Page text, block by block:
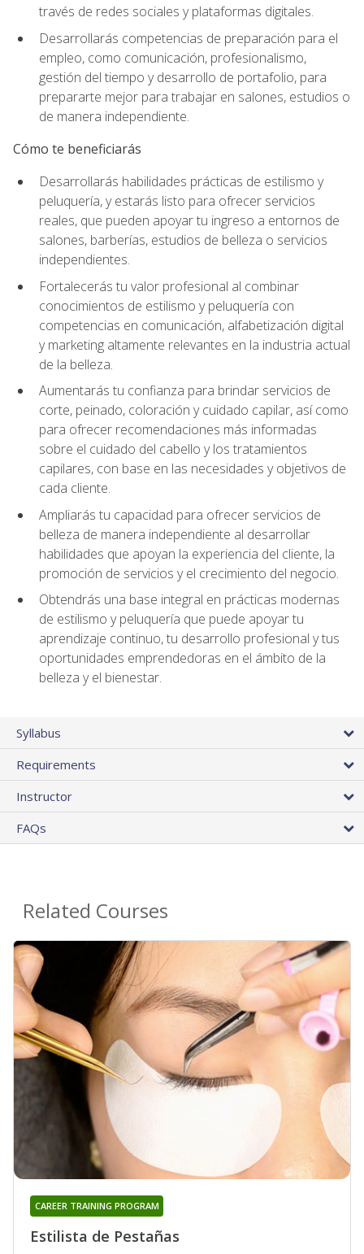
través de redes sociales y plataformas digitales.
Desarrollarás competencias de preparación para el
empleo, como comunicación, profesionalismo,
gestión del tiempo y desarrollo de portafolio, para
prepararte mejor para trabajar en salones, estudios o
de manera independiente.
Cómo te beneficiarás
Desarrollarás habilidades prácticas de estilismo y
peluquería, y estarás listo para ofrecer servicios
reales, que pueden apoyar tu ingreso a entornos de
salones, barberías, estudios de belleza o servicios
independientes.
Fortalecerás tu valor profesional al combinar
conocimientos de estilismo y peluquería con
competencias en comunicación, alfabetización digital
y marketing altamente relevantes en la industria actual
de la belleza.
Aumentarás tu confianza para brindar servicios de
corte, peinado, coloración y cuidado capilar, así como
para ofrecer recomendaciones más informadas
sobre el cuidado del cabello y los tratamientos
capilares, con base en las necesidades y objetivos de
cada cliente.
Ampliarás tu capacidad para ofrecer servicios de
belleza de manera independiente al desarrollar
habilidades que apoyan la experiencia del cliente, la
promoción de servicios y el crecimiento del negocio.
Obtendrás una base integral en prácticas modernas
de estilismo y peluquería que puede apoyar tu
aprendizaje continuo, tu desarrollo profesional y tus
oportunidades emprendedoras en el ámbito de la
belleza y el bienestar.
Syllabus
Requirements
Instructor
FAQs
Related Courses
Estilista de Pestañas
CAREER TRAINING PROGRAM